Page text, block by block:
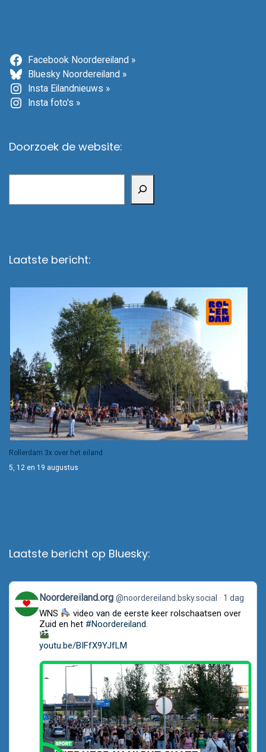
Facebook Noordereiland »
Bluesky Noordereiland »
Insta Eilandnieuws »
Insta foto's »
Doorzoek de website:
Laatste bericht:
Rollerdam 3x over het eiland
5, 12 en 19 augustus
Laatste bericht op Bluesky:
View
post
by
Noordereiland.org
Noordereiland.org @noordereiland.bsky.social 1 dag
WNS
video van de eerste keer rolschaatsen over
Zuid en het #Noordereiland
youtu.be/BIFfX9YJfLM